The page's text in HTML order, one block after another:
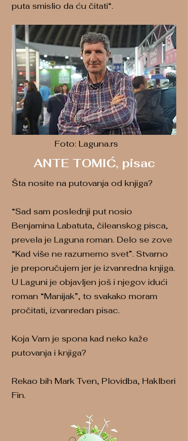
puta smislio da ću čitati“.
Foto: Laguna.rs
ANTE TOMIĆ, pisac
Šta nosite na putovanja od knjiga?
“Sad sam poslednji put nosio
Benjamina Labatuta, čileanskog pisca,
prevela je Laguna roman. Delo se zove
“Kad više ne razumemo svet”. Stvarno
je preporučujem jer je izvanredna knjiga.
U Laguni je objavljen još i njegov idući
roman “Manijak”, to svakako moram
pročitati, izvanredan pisac.
Koja Vam je spona kad neko kaže
putovanja i knjiga?
Rekao bih Mark Tven, Plovidba, Haklberi
Fin.